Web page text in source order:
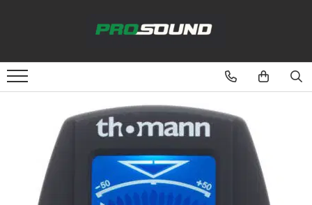
Sonorizare / PA
Studio si inregistrari
Lumini si efecte
Instrumente Muzicale